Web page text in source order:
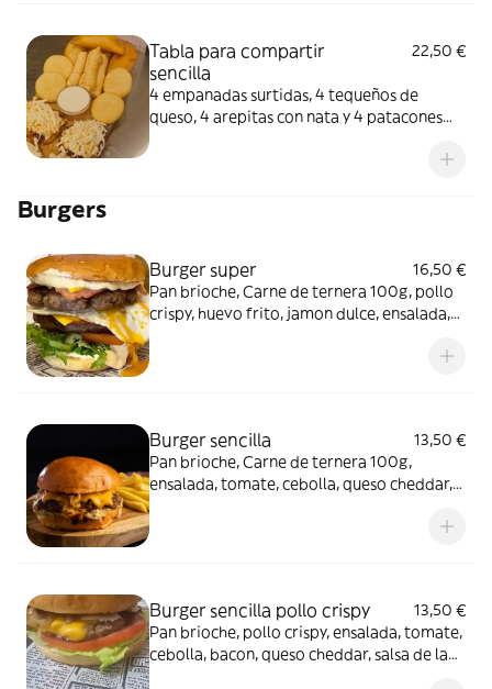
Tabla para compartir
sencilla
22,50 €
4 empanadas surtidas, 4 tequeños de
queso, 4 arepitas con nata y 4 patacones
Burgers
Burger super
16,50 €
Pan brioche, Carne de ternera 100g, pollo
crispy, huevo frito, jamon dulce, ensalada,
Burger sencilla
13,50 €
Pan brioche, Carne de ternera 100g,
ensalada, tomate, cebolla, queso cheddar,
Burger sencilla pollo crispy
13,50 €
Pan brioche, pollo crispy, ensalada, tomate,
cebolla, bacon, queso cheddar, salsa de la